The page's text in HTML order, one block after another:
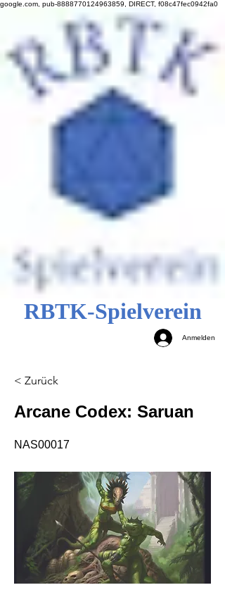
google.com, pub-8888770124963859, DIRECT, f08c47fec0942fa0
RBTK-Spielverein
Anmelden
< Zurück
Arcane Codex: Saruan
NAS00017